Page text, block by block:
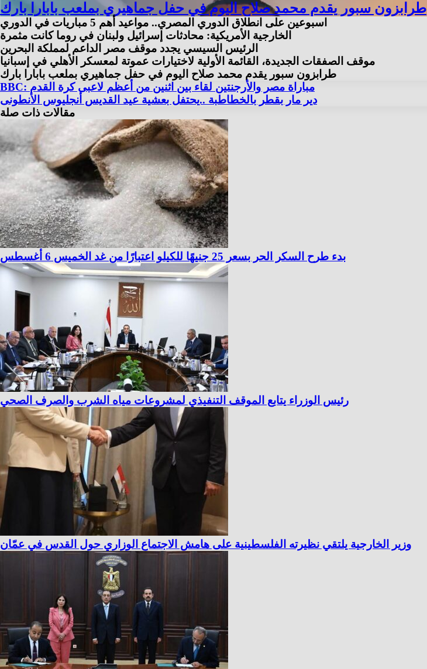
طرابزون سبور يقدم محمد صلاح اليوم في حفل جماهيري بملعب بابارا بارك
اسبوعين على انطلاق الدوري المصري.. مواعيد أهم 5 مباريات في الدوري
الخارجية الأمريكية: محادثات إسرائيل ولبنان في روما كانت مثمرة
الرئيس السيسي يجدد موقف مصر الداعم لمملكة البحرين
موقف الصفقات الجديدة، القائمة الأولية لاختيارات عموتة لمعسكر الأهلي في إسبانيا
طرابزون سبور يقدم محمد صلاح اليوم في حفل جماهيري بملعب بابارا بارك
BBC: مباراة مصر والأرجنتين لقاء بين اثنين من أعظم لاعبى كرة القدم
دير مار بقطر بالخطاطبة ..يحتفل بعشية عيد القديس أنجليوس الأنطونى
مقالات ذات صلة
بدء طرح السكر الحر بسعر 25 جنيهًا للكيلو اعتبارًا من غد الخميس 6 أغسطس
رئيس الوزراء يتابع الموقف التنفيذي لمشروعات مياه الشرب والصرف الصحي
وزير الخارجية يلتقي نظيرته الفلسطينية على هامش الاجتماع الوزاري حول القدس في عمّان